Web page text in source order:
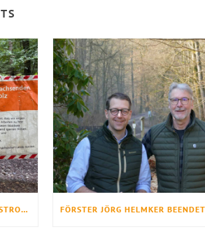
BAUMFÄLLARBEITEN ENTLANG STROMTRASSE IM NATURWALD DER LANDESFORSTEN